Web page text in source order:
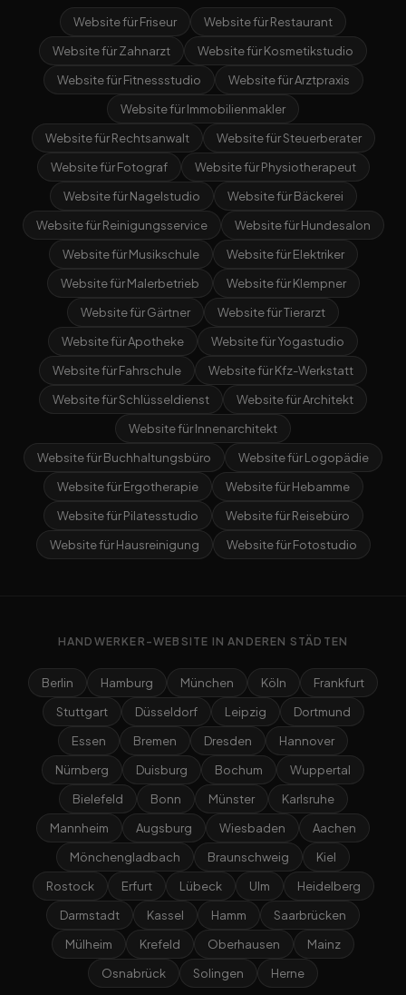
Website für Friseur
Website für Restaurant
Website für Zahnarzt
Website für Kosmetikstudio
Website für Fitnessstudio
Website für Arztpraxis
Website für Immobilienmakler
Website für Rechtsanwalt
Website für Steuerberater
Website für Fotograf
Website für Physiotherapeut
Website für Nagelstudio
Website für Bäckerei
Website für Reinigungsservice
Website für Hundesalon
Website für Musikschule
Website für Elektriker
Website für Malerbetrieb
Website für Klempner
Website für Gärtner
Website für Tierarzt
Website für Apotheke
Website für Yogastudio
Website für Fahrschule
Website für Kfz-Werkstatt
Website für Schlüsseldienst
Website für Architekt
Website für Innenarchitekt
Website für Buchhaltungsbüro
Website für Logopädie
Website für Ergotherapie
Website für Hebamme
Website für Pilatesstudio
Website für Reisebüro
Website für Hausreinigung
Website für Fotostudio
HANDWERKER-WEBSITE IN ANDEREN STÄDTEN
Berlin Hamburg München Köln
Frankfurt
Stuttgart
Düsseldorf Leipzig
Dortmund
Essen
Bremen Dresden
Hannover
Nürnberg
Duisburg Bochum
Wuppertal
Bielefeld
Bonn Münster
Karlsruhe
Mannheim
Augsburg Wiesbaden
Aachen
Mönchengladbach
Braunschweig
Kiel
Rostock
Erfurt Lübeck Ulm
Heidelberg
Darmstadt
Kassel Hamm
Saarbrücken
Mülheim
Krefeld Oberhausen
Mainz
Osnabrück
Solingen Herne